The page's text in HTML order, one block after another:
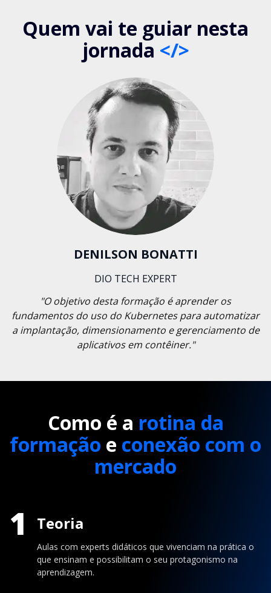
Quem vai te guiar nesta
jornada </>
DENILSON BONATTI
DIO TECH EXPERT
"O objetivo desta formação é aprender os
fundamentos do uso do Kubernetes para automatizar
a implantação, dimensionamento e gerenciamento de
aplicativos em contêiner."
Como é a rotina da
formação e conexão com o
mercado
1 Teoria
Aulas com experts didáticos que vivenciam na prática o
que ensinam e possibilitam o seu protagonismo na
aprendizagem.